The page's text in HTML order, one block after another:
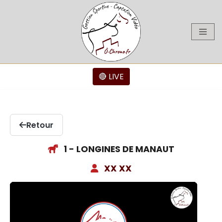
🔴 LIVE
Retour
1 - LONGINES DE MANAUT
XX XX